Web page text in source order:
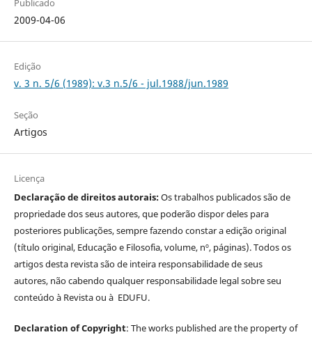
Publicado
2009-04-06
Edição
v. 3 n. 5/6 (1989): v.3 n.5/6 - jul.1988/jun.1989
Seção
Artigos
Licença
Declaração de direitos autorais:Os trabalhos publicados são de
propriedade dos seus autores, que poderão dispor deles para
posteriores publicações, sempre fazendo constar a edição original
(título original, Educação e Filosofia, volume, nº, páginas). Todos os
artigos desta revista são de inteira responsabilidade de seus
autores, não cabendo qualquer responsabilidade legal sobre seu
conteúdo à Revista ou à EDUFU.
Declaration of Copyright: The works published are the property of